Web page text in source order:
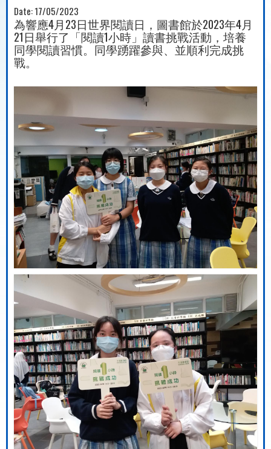
Date:17/05/2023
為響應4月23日世界閱讀日，圖書館於2023年4月
21日舉行了「閱讀1小時」讀書挑戰活動，培養
同學閱讀習慣。同學踴躍參與、並順利完成挑
戰。